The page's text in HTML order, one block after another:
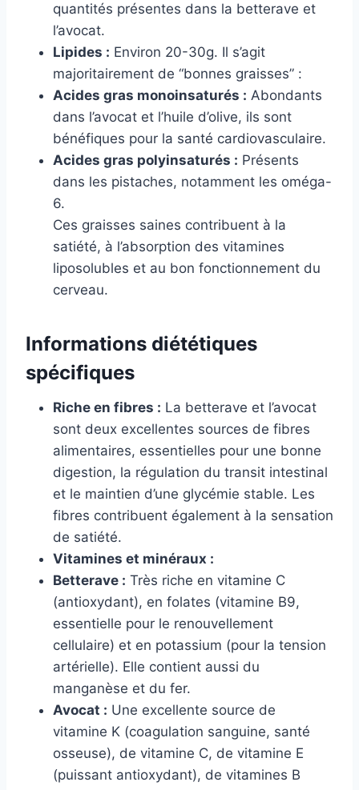
quantités présentes dans la betterave et
l’avocat.
Lipides : Environ 20-30g. Il s’agit
majoritairement de “bonnes graisses” :
Acides gras monoinsaturés : Abondants
dans l’avocat et l’huile d’olive, ils sont
bénéfiques pour la santé cardiovasculaire.
Acides gras polyinsaturés : Présents
dans les pistaches, notamment les oméga-
6.
Ces graisses saines contribuent à la
satiété, à l’absorption des vitamines
liposolubles et au bon fonctionnement du
cerveau.
Informations diététiques
spécifiques
Riche en fibres : La betterave et l’avocat
sont deux excellentes sources de fibres
alimentaires, essentielles pour une bonne
digestion, la régulation du transit intestinal
et le maintien d’une glycémie stable. Les
fibres contribuent également à la sensation
de satiété.
Vitamines et minéraux :
Betterave : Très riche en vitamine C
(antioxydant), en folates (vitamine B9,
essentielle pour le renouvellement
cellulaire) et en potassium (pour la tension
artérielle). Elle contient aussi du
manganèse et du fer.
Avocat : Une excellente source de
vitamine K (coagulation sanguine, santé
osseuse), de vitamine C, de vitamine E
(puissant antioxydant), de vitamines B